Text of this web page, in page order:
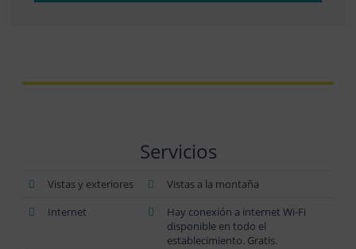
Servicios
Vistas y exteriores
Vistas a la montaña
Internet
Hay conexión a internet Wi-Fi
disponible en todo el
establecimiento. Gratis.